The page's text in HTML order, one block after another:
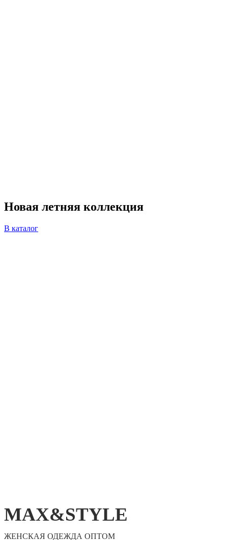
Новая летняя коллекция
В каталог
MAX&STYLE
ЖЕНСКАЯ ОДЕЖДА ОПТОМ